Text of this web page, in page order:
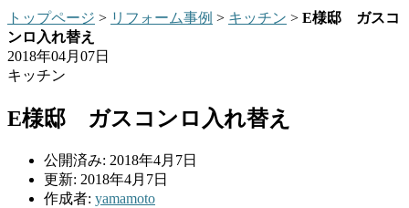
トップページ > リフォーム事例 > キッチン > E様邸 ガスコ
ンロ入れ替え
2018年04月07日
キッチン
E様邸 ガスコンロ入れ替え
公開済み: 2018年4月7日
更新: 2018年4月7日
作成者: yamamoto